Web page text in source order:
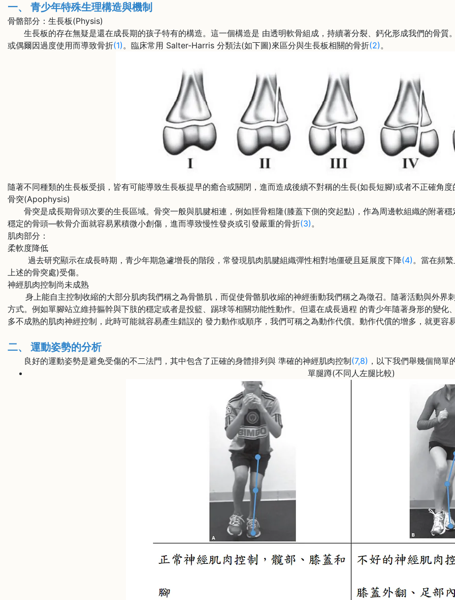
一、 青少年特殊生理構造與機制
骨骼部分：生長板(Physis)
生長板的存在無疑是還在成長期的孩子特有的構造。這一個構造是 由透明軟骨組成，持續著分裂、鈣化形成我們的骨質
或偶爾因過度使用而導致骨折(1) 。臨床常用 Salter-Harris 分類法(如下圖)來區分與生長板相關的骨折(2) 。
隨著不同種類的生長板受損，皆有可能導致生長板提早的癒合或關閉，進而造成後續不對稱的生長(如長短腳)或者不正確角度
骨突(Apophysis)
骨突是成長期骨頭次要的生長區域。骨突一般與肌腱相連，例如脛骨粗隆(膝蓋下側的突起點)，作為周邊軟組織的附著
穩定的骨頭—軟骨介面就容易累積微小創傷，進而導致慢性發炎或引發嚴重的骨折(3) 。
肌肉部分：
柔軟度降低
過去研究顯示在成長時期，青少年期急遽增長的階段，常發現肌肉肌腱組織彈性相對地僵硬且延展度下降(4) 。當在頻
上述的骨突處)受傷。
神經肌肉控制尚未成熟
身上能自主控制收縮的大部分肌肉我們稱之為骨骼肌，而促使骨骼肌收縮的神經衝動我們稱之為徵召。隨著活動與外界
方式。例如單腳站立維持軀幹與下肢的穩定或者是投籃、踢球等相關功能性動作。但還在成長過程 的青少年隨著身形的變
多不成熟的肌肉神經控制，此時可能就容易產生錯誤的 發力動作或順序，我們可稱之為動作代償。動作代償的增多，就更容
二、 運動姿勢的分析
良好的運動姿勢是避免受傷的不二法門，其中包含了正確的身體排列與 準確的神經肌肉控制(7,8) ，以下我們舉幾個簡單
單腿蹲(不同人左腿比較)